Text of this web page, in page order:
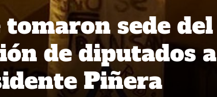
sede del
de diputados a
Piñera